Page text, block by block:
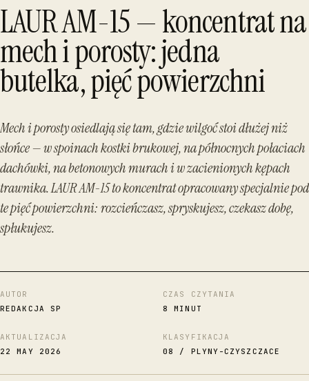
LAUR AM-15 — koncentrat na
mech i porosty: jedna
butelka, pięć powierzchni
Mech i porosty osiedlają się tam, gdzie wilgoć stoi dłużej niż
słońce — w spoinach kostki brukowej, na północnych połaciach
dachówki, na betonowych murach i w zacienionych kępach
trawnika. LAUR AM-15 to koncentrat opracowany specjalnie pod
te pięć powierzchni: rozcieńczasz, spryskujesz, czekasz dobę,
spłukujesz.
AUTOR
REDAKCJA SP
CZAS CZYTANIA
8 MINUT
AKTUALIZACJA
22 MAY 2026
KLASYFIKACJA
08 / PLYNY-CZYSZCZACE